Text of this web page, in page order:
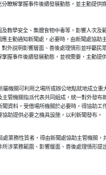
充分瞭解掌握事件後續發展動態，並主動提供
園及教學安全、集體食物中毒等，影響人次及
關應主動通知新聞處，必要時，由新聞處協助
，對外說明影響層面、善後處理情形並呼籲民
解掌握事件後續發展動態，並視需要，主動提
屬機關可利用之場所或辦公地點就地成立重
主管機關指派代表共同組成，統一對外發布
聞資料，受借場所機關於必要時，得協助工
協助提供必要之機具設施，以利新聞發布。
處業務性質者，得由新聞處協助主管機關，
所涉業務範圍、影響層面、善後處理情形提